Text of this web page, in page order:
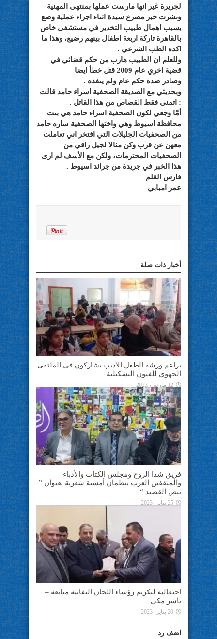
لجريرة غير انها مارست عملها بمنتهى المهنية
ونشرت خبر مصرع سيدة اثناء اجراء عملية وضع
بسبب اهمال طبيب التخدير في مستشفى خاص
بالقاهرة تاركة اربعة اطفال بينهم رضيع، وهذا ما
اكده الطب الشرعي .
وللعلم ان الطبيب هارب من حكم قضائي في
قضية اخري عام 2009 قتل خطأ ايضا
وصادر ضده حكم عام ولم ينفذه .
وبحديثي مع الصديقة الصحفية اسراء حامد قالت
: اتمنى فقط القصاص من هذا القاتل .
أمَّا وجعي لكون الصحفية اسراء حامد هي بنت
محافظة اسيوط وهي واختها الصحفية ساره حامد
من الصحفيات الجليلات التي افتخر اني تعاملت
معهن عن قرب وكن مثالا لجيل راقي من
الصحفيات المحترمات، ولكن مع الأسف لم ارى
هذا الخبر في جريدة من جرائد اسيوط .
فارس القلم
عمر امبابي
أخبار ذات صلة
براعم ورشة الطفل الأديب يشاركون في الملتقى
الجهوي للفنون التشكيلية
12 مارس، 2023
فريق شذا الروح ومجلس الكتاب والأدباء
والمثقفين العرب ينظمان أمسية شعرية بعنوان ”
نبض القصيد “
25 يناير، 2023
احتفالية لتكريم رؤساء اللجان النقابية متابعة –
ياسر مكي
20 يناير، 2023
اضف رد